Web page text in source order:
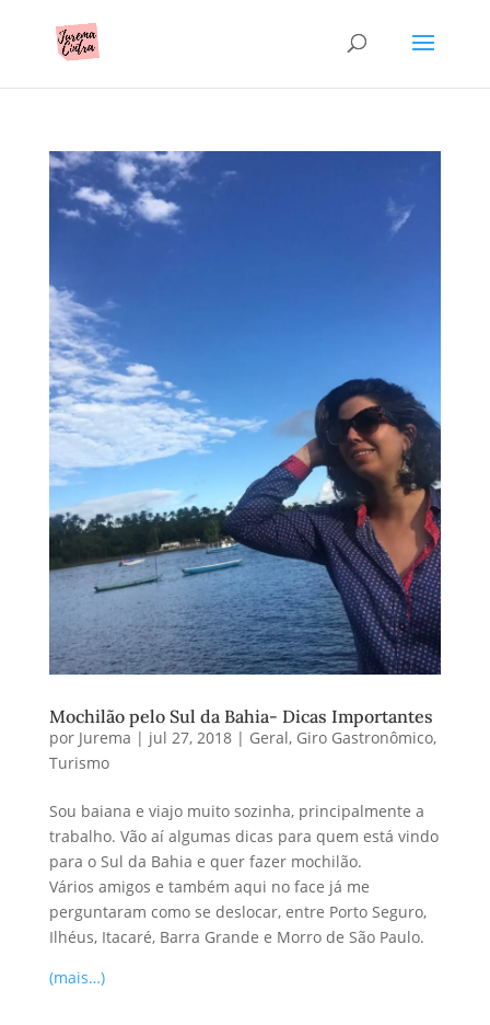
Mochilão pelo Sul da Bahia- Dicas Importantes
por Jurema | jul 27, 2018| Geral, Giro Gastronômico,
Turismo
Sou baiana e viajo muito sozinha, principalmente a
trabalho. Vão aí algumas dicas para quem está vindo
para o Sul da Bahia e quer fazer mochilão.
Vários amigos e também aqui no face já me
perguntaram como se deslocar, entre Porto Seguro,
Ilhéus, Itacaré, Barra Grande e Morro de São Paulo.
(mais…)